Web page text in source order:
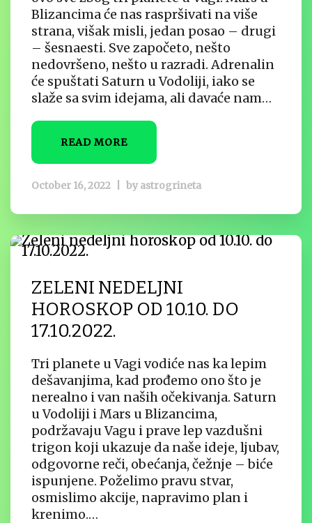
Blizancima će nas raspršivati na više
strana, višak misli, jedan posao – drugi
– šesnaesti. Sve započeto, nešto
nedovršeno, nešto u razradi. Adrenalin
će spuštati Saturn u Vodoliji, iako se
slaže sa svim idejama, ali davaće nam…
READ MORE
October 16, 2022 by astrogrineta
ZELENI NEDELJNI
HOROSKOP OD 10.10. DO
17.10.2022.
Tri planete u Vagi vodiće nas ka lepim
dešavanjima, kad prođemo ono što je
nerealno i van naših očekivanja. Saturn
u Vodoliji i Mars u Blizancima,
podržavaju Vagu i prave lep vazdušni
trigon koji ukazuje da naše ideje, ljubav,
odgovorne reči, obećanja, čežnje – biće
ispunjene. Poželimo pravu stvar,
osmislimo akcije, napravimo plan i
krenimo.…